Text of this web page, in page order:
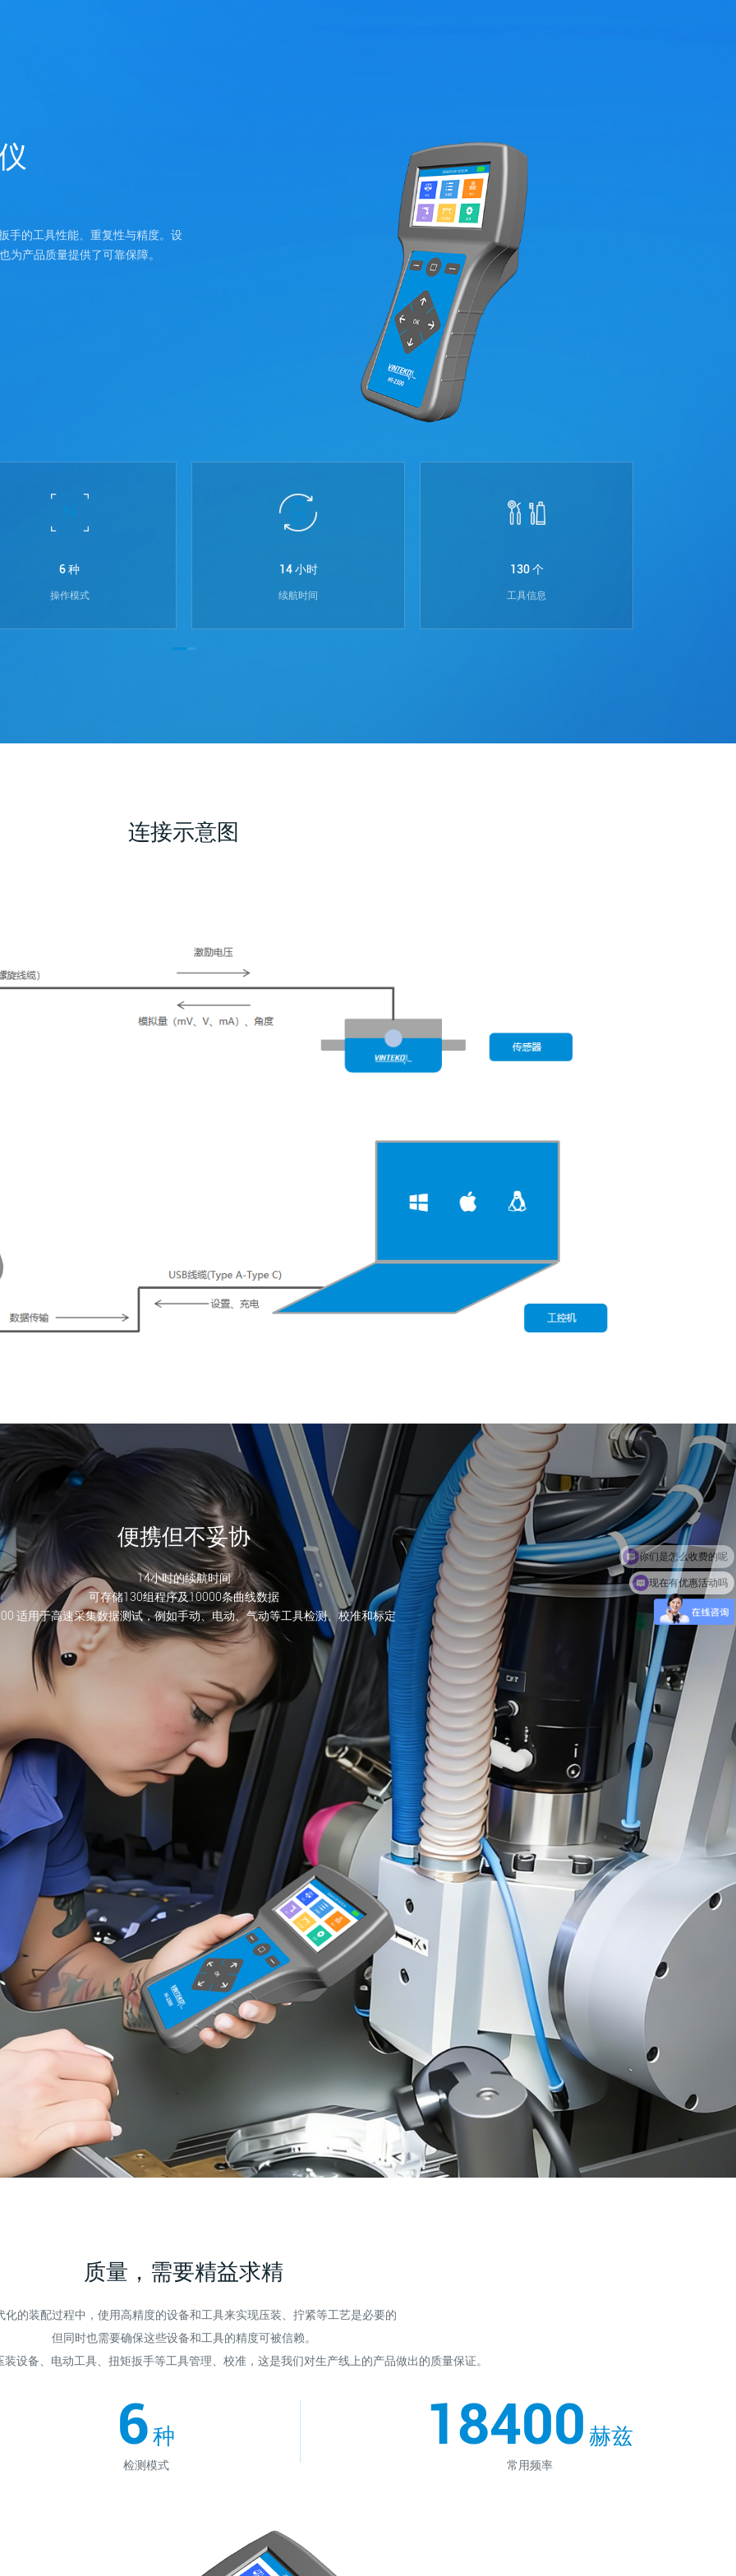
手的工具性能、重复性与精度。设
为产品质量提供了可靠保障。
6 种
操作模式
14 小时
续航时间
130 个
工具信息
连接示意图
便携但不妥协
14小时的续航时间
可存储130组程序及10000条曲线数据
适用于高速采集数据测试，例如手动、电动、气动等工具检测、校准和标定
质量，需要精益求精
化的装配过程中，使用高精度的设备和工具来实现压装、拧紧等工艺是必要的
但同时也需要确保这些设备和工具的精度可被信赖。
设备、电动工具、扭矩扳手等工具管理、校准，这是我们对生产线上的产品做出的质量保证。
6种
检测模式
20000 赫兹
常用频率
现在有优惠活动吗